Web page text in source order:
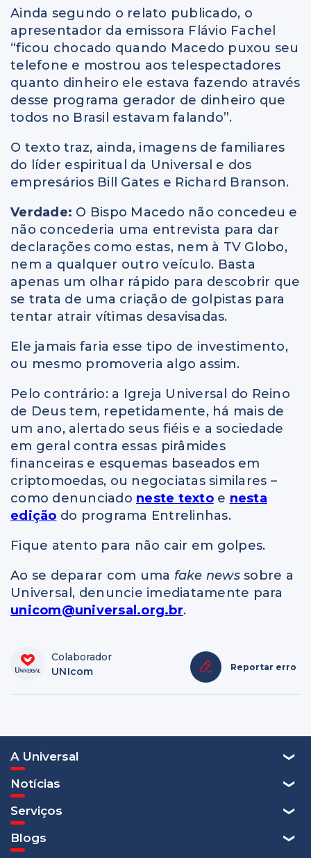
Ainda segundo o relato publicado, o
apresentador da emissora Flávio Fachel
“ficou chocado quando Macedo puxou seu
telefone e mostrou aos telespectadores
quanto dinheiro ele estava fazendo através
desse programa gerador de dinheiro que
todos no Brasil estavam falando”.
O texto traz, ainda, imagens de familiares
do líder espiritual da Universal e dos
empresários Bill Gates e Richard Branson.
Verdade: O Bispo Macedo não concedeu e
não concederia uma entrevista para dar
declarações como estas, nem à TV Globo,
nem a qualquer outro veículo. Basta
apenas um olhar rápido para descobrir que
se trata de uma criação de golpistas para
tentar atrair vítimas desavisadas.
Ele jamais faria esse tipo de investimento,
ou mesmo promoveria algo assim.
Pelo contrário: a Igreja Universal do Reino
de Deus tem, repetidamente, há mais de
um ano, alertado seus fiéis e a sociedade
em geral contra essas pirâmides
financeiras e esquemas baseados em
criptomoedas, ou negociatas similares –
como denunciado neste textoe nesta
edição do programa Entrelinhas.
Fique atento para não cair em golpes.
Ao se deparar com uma fake newssobre a
Universal, denuncie imediatamente para
unicom@universal.org.br.
Colaborador
UNIcom
Reportar erro
A Universal
Notícias
Serviços
Blogs